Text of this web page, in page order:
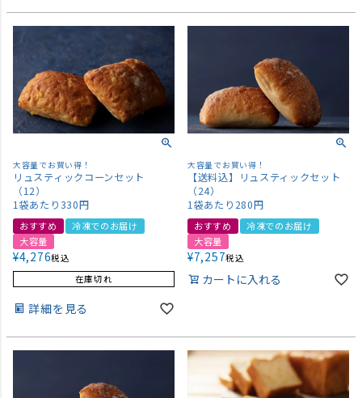
大容量でお買い得！
リュスティックコーンセット
（12）
1袋あたり330円
おすすめ
冷凍でのお届け
大容量
¥4,276税込
在庫切れ
詳細を見る
大容量でお買い得！
【送料込】リュスティックセット
（24）
1袋あたり280円
おすすめ
冷凍でのお届け
大容量
¥7,257税込
カートに入れる